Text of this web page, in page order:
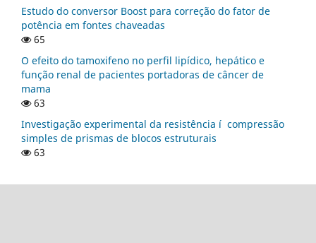
Estudo do conversor Boost para correção do fator de
potência em fontes chaveadas
65
O efeito do tamoxifeno no perfil lipí­dico, hepático e
função renal de pacientes portadoras de câncer de
mama
63
Investigação experimental da resistência í compressão
simples de prismas de blocos estruturais
63